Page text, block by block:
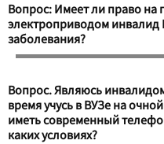
Вопрос: Имеет ли право на
электроприводом инвалид
заболевания?
Вопрос. Являюсь
время учусь в ВУЗе на
иметь современный
каких условиях?